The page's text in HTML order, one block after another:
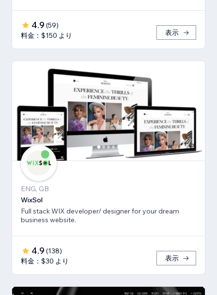
4.9 (59)
料金：$150 より
表示
ENG, GB
WixSol
Full stack WIX developer/ designer for your dream
business website.
4.9 (138)
料金：$30 より
表示